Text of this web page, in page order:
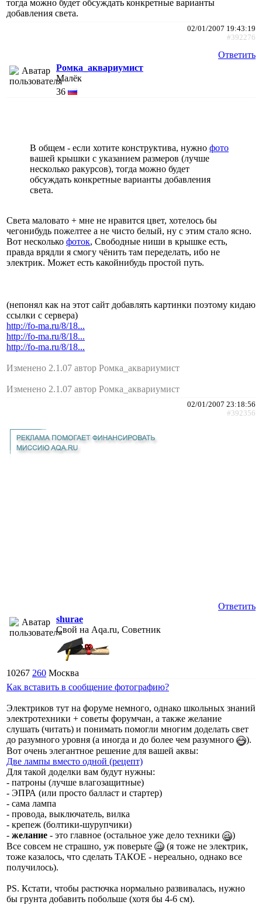
тогда можно будет обсуждать конкретные варианты
добавления света.
02/01/2007 19:43:19
#392276
Ответить
Ромка_аквариумист
Малёк
36
В общем - если хотите конструктива, нужно фото
вашей крышки с указанием размеров (лучше
несколько ракурсов), тогда можно будет
обсуждать конкретные варианты добавления
света.
Света маловато + мне не нравится цвет, хотелось бы
чегонибудь пожелтее а не чисто белый, ну с этим стало ясно.
Вот несколько фоток, Свободные ниши в крышке есть,
правда врядли я смогу чёнить там переделать, ибо не
электрик. Может есть какойнибудь простой путь.
(непонял как на этот сайт добавлять картинки поэтому кидаю
ссылки с сервера)
http://fo-ma.ru/8/18...
http://fo-ma.ru/8/18...
http://fo-ma.ru/8/18...
Изменено 2.1.07 автор Ромка_аквариумист
Изменено 2.1.07 автор Ромка_аквариумист
02/01/2007 23:18:56
#392356
Ответить
shurae
Свой на Aqa.ru, Советник
10267 260 Москва
Как вставить в сообщение фотографию?
Электриков тут на форуме немного, однако школьных знаний
электротехники + советы форумчан, а также желание
слушать (читать) и понимать помогли многим доделать свет
до разумного уровня (а иногда и до более чем разумного
).
Вот очень элегантное решение для вашей аквы:
Две лампы вместо одной (рецепт)
Для такой доделки вам будут нужны:
- патроны (лучше влагозащитные)
- ЭПРА (или просто балласт и стартер)
- сама лампа
- провода, выключатель, вилка
- крепеж (болтики-шурупчики)
- желание - это главное (остальное уже дело техники
)
Все совсем не страшно, уж поверьте
(я тоже не электрик,
тоже казалось, что сделать ТАКОЕ - нереально, однако все
получилось).
PS. Кстати, чтобы растючка нормально развивалась, нужно
бы грунта добавить побольше (хотя бы 4-6 см).